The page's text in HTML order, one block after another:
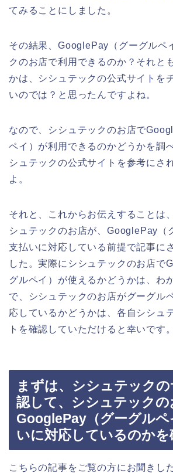
てみることにしました。
その結果、GooglePay（グーグルペ
クのお店で利用できるのか？それと
かは、シシュテックの公式サイトを
いのでは？と思ったんですよね。
なので、シシュテックのお店で
ペイ）が利用できるのかどうかを調
シュテックの公式サイトを参考にさ
よ。
それと、これからお伝えすることは
シュテックのお店が、GooglePay（
支払いに対応している前提で記事に
した。実際にシシュテックのお店で
グルペイ）が使えるかどうかは、わ
で、シシュテックのお店がグーグル
応しているかどうかは、各自シシュ
トを確認していただけると幸いです。
まずは、シシュテック
認して、シシュテックの
GooglePay（グーグルペ
いに対応しているのかを
こちらの記事をご覧の方にお聞きし